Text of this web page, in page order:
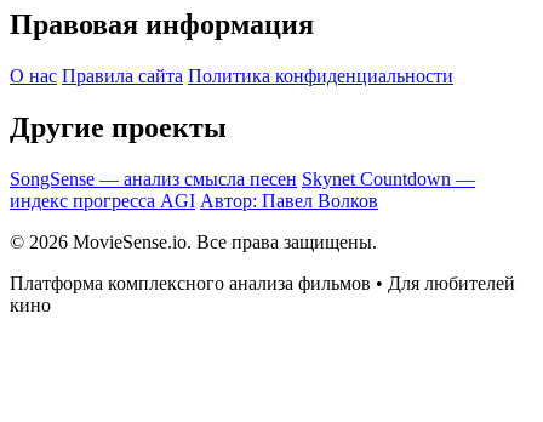
Правовая информация
О нас Правила сайта Политика конфиденциальности
Другие проекты
SongSense — анализ смысла песен Skynet Countdown —
индекс прогресса AGI Автор: Павел Волков
© 2026 MovieSense.io. Все права защищены.
Платформа комплексного анализа фильмов • Для любителей
кино